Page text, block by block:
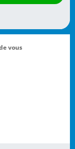
vous